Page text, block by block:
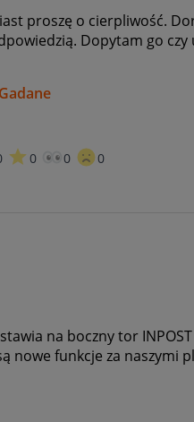
proszę o cierpliwość.
Dopytam go czy
0 0 0
na boczny tor
nowe funkcje za naszymi